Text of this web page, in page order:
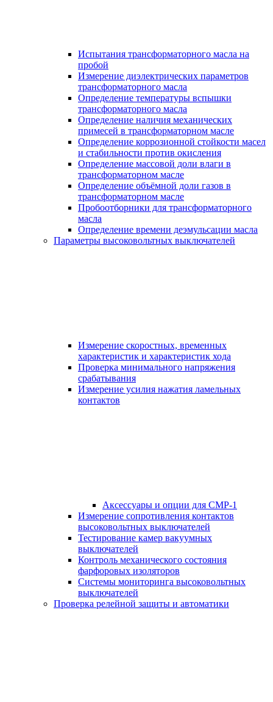
Испытания трансформаторного масла на
пробой
Измерение диэлектрических параметров
трансформаторного масла
Определение температуры вспышки
трансформаторного масла
Определение наличия механических
примесей в трансформаторном масле
Определение коррозионной стойкости масел
и стабильности против окисления
Определение массовой доли влаги в
трансформаторном масле
Определение объёмной доли газов в
трансформаторном масле
Пробоотборники для трансформаторного
масла
Определение времени деэмульсации масла
Параметры высоковольтных выключателей
Измерение скоростных, временных
характеристик и характеристик хода
Проверка минимального напряжения
срабатывания
Измерение усилия нажатия ламельных
контактов
Аксессуары и опции для СМР-1
Измерение сопротивления контактов
высоковольтных выключателей
Тестирование камер вакуумных
выключателей
Контроль механического состояния
фарфоровых изоляторов
Системы мониторинга высоковольтных
выключателей
Проверка релейной защиты и автоматики